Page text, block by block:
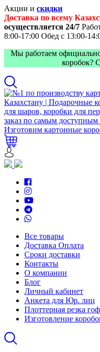
Акции и скидки
Доставка по всему
осуществляется 24/7
8:00-17:00 Обед с 13:00-
Мы работаем
коробок?
Все товары
Доставка Оплата
Сроки доставки
Контакты
О компании
Блог
Личный кабинет
Анкета для Юр. лиц
Плоттерная резка
Изготовление